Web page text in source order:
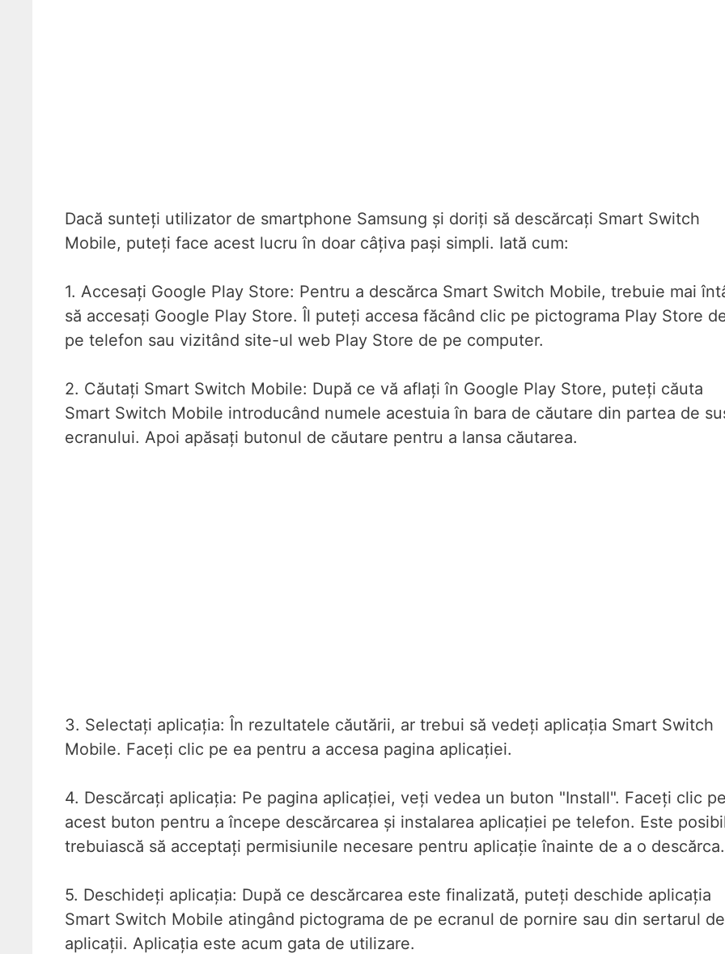
Dacă sunteți utilizator de smartphone Samsung și doriți să descărcați Smart Switch
Mobile, puteți face acest lucru în doar câțiva pași simpli. Iată cum:
1. Accesați Google Play Store: Pentru a descărca Smart Switch Mobile, trebuie mai
să accesați Google Play Store. Îl puteți accesa făcând clic pe pictograma Play Store
pe telefon sau vizitând site-ul web Play Store de pe computer.
2. Căutați Smart Switch Mobile: După ce vă aflați în Google Play Store, puteți căuta
Smart Switch Mobile introducând numele acestuia în bara de căutare din partea de
ecranului. Apoi apăsați butonul de căutare pentru a lansa căutarea.
3. Selectați aplicația: În rezultatele căutării, ar trebui să vedeți aplicația Smart Switch
Mobile. Faceți clic pe ea pentru a accesa pagina aplicației.
4. Descărcați aplicația: Pe pagina aplicației, veți vedea un buton "Install". Faceți clic pe
acest buton pentru a începe descărcarea și instalarea aplicației pe telefon. Este
trebuiască să acceptați permisiunile necesare pentru aplicație înainte de a o descărca.
5. Deschideți aplicația: După ce descărcarea este finalizată, puteți deschide aplicația
Smart Switch Mobile atingând pictograma de pe ecranul de pornire sau din sertarul de
aplicații. Aplicația este acum gata de utilizare.